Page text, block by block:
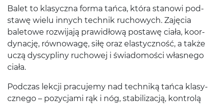
Balet to klasy­czna forma tańca, która stanowi pod­
stawę wielu innych tech­nik ruchowych. Zaję­cia
bale­towe rozwi­jają praw­idłową postawę ciała, koor­
dy­nację, równowagę, siłę oraz elasty­czność, a także
uczą dyscy­pliny ruchowej i świado­mości włas­nego
ciała.
Pod­czas lekcji pracu­jemy nad tech­niką tańca klasy­
cznego – pozy­c­jami rąk i nóg, sta­bi­liza­cją, kon­trolą